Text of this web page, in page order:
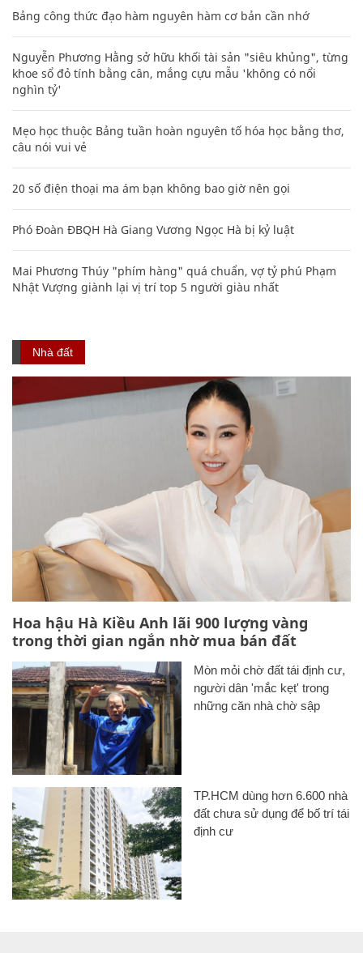
Bảng công thức đạo hàm nguyên hàm cơ bản cần nhớ
Nguyễn Phương Hằng sở hữu khối tài sản "siêu khủng", từng
khoe sổ đỏ tính bằng cân, mắng cựu mẫu 'không có nổi
nghìn tỷ'
Mẹo học thuộc Bảng tuần hoàn nguyên tố hóa học bằng thơ,
câu nói vui vẻ
20 số điện thoại ma ám bạn không bao giờ nên gọi
Phó Đoàn ĐBQH Hà Giang Vương Ngọc Hà bị kỷ luật
Mai Phương Thúy "phím hàng" quá chuẩn, vợ tỷ phú Phạm
Nhật Vượng giành lại vị trí top 5 người giàu nhất
Nhà đất
Hoa hậu Hà Kiều Anh lãi 900 lượng vàng
trong thời gian ngắn nhờ mua bán đất
Mòn mỏi chờ đất tái định cư,
người dân 'mắc kẹt' trong
những căn nhà chờ sập
TP.HCM dùng hơn 6.600 nhà
đất chưa sử dụng để bố trí tái
định cư